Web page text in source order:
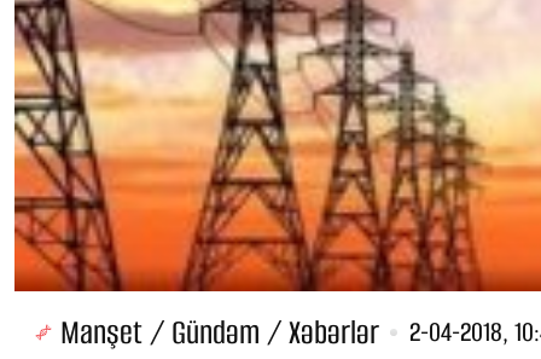
Manşet / Gündəm / Xəbərlər 2-04-2018,